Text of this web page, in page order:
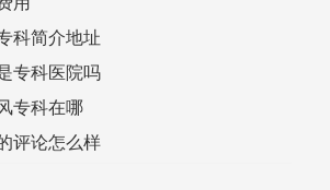
科简介地址
专科医院吗
专科在哪
评论怎么样